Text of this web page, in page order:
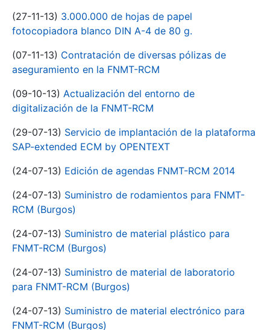
(27-11-13) 3.000.000 de hojas de papel
fotocopiadora blanco DIN A-4 de 80 g.
(07-11-13) Contratación de diversas pólizas de
aseguramiento en la FNMT-RCM
(09-10-13) Actualización del entorno de
digitalización de la FNMT-RCM
(29-07-13) Servicio de implantación de la plataforma
SAP-extended ECM by OPENTEXT
(24-07-13) Edición de agendas FNMT-RCM 2014
(24-07-13) Suministro de rodamientos para FNMT-
RCM (Burgos)
(24-07-13) Suministro de material plástico para
FNMT-RCM (Burgos)
(24-07-13) Suministro de material de laboratorio
para FNMT-RCM (Burgos)
(24-07-13) Suministro de material electrónico para
FNMT-RCM (Burgos)